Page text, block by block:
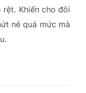
Khiến cho đôi
nẻ quá mức mà